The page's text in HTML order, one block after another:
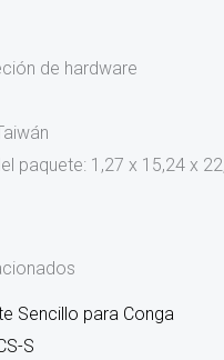
de hardware
paquete: 1,27 x 15,24 x